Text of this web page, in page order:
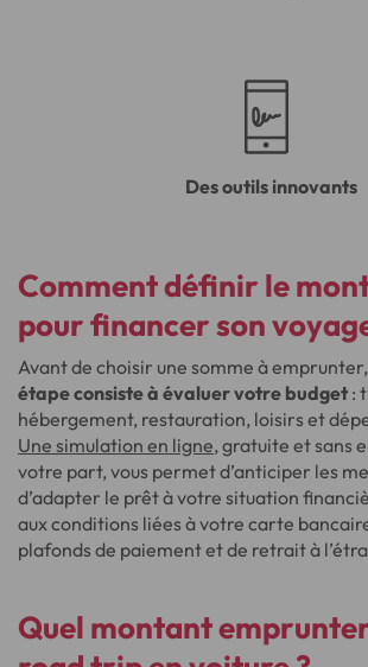
Des outils innovants
Comment définir le
pour financer son
Avant de choisir une somme à emprunter,
étape consiste à évaluer votre budget :
hébergement, restauration, loisirs et
Une simulation en ligne, gratuite et sans
votre part, vous permet d’anticiper les
d’adapter le prêt à votre situation
aux conditions liées à votre carte
plafonds de paiement et de retrait à
Quel montant